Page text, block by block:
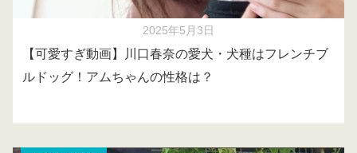
2025年5月3日
【可愛すぎ動画】川口春奈の愛犬・犬種はフレンチブ
ルドッグ！アムちゃんの性格は？